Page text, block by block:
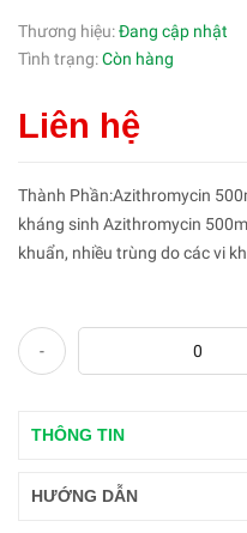
Thương hiệu:Đang cập nhật
Tình trạng:Còn hàng
Liên hệ
Thành Phần:Azithromycin 500mg Tá dược vừa đủCông
kháng sinh Azithromycin
khuẩn, nhiều trùng do các vi
-
THÔNG TIN
HƯỚNG DẪN